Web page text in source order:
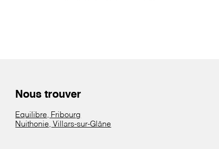
Nous trouver
Equilibre, Fribourg
Nuithonie, Villars-sur-Glâne